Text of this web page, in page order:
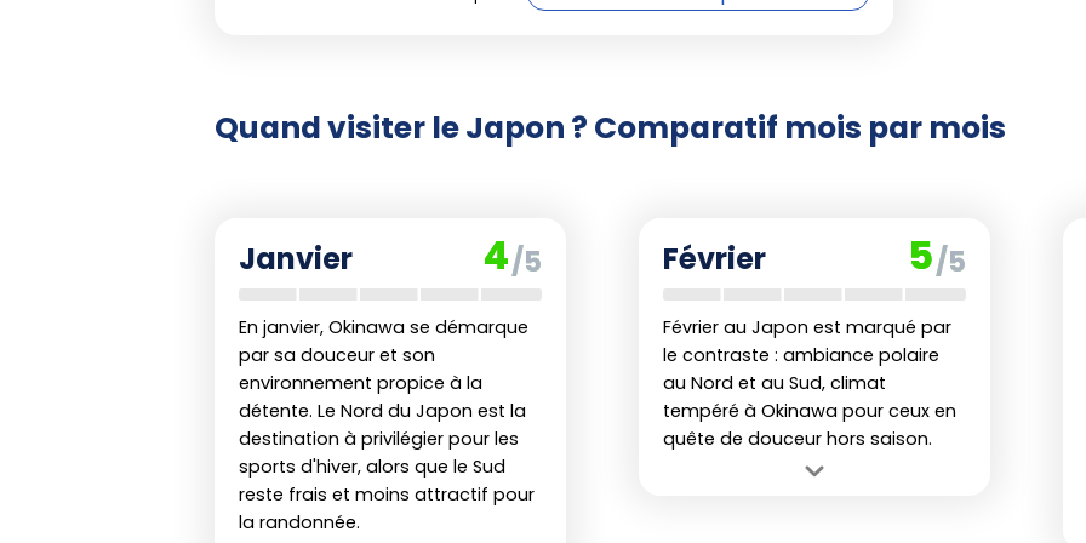
premier, Kansai et Kyoto en novembre).
Festival de la neige de Sapporo
: première quinzaine de février.
Marathons, grands tournois de sumo, illuminations d'hiver et
nombreux matsuri rythment chaque mois l'expérience japonaise.
La plupart des grands festivals accroissent fortement la fréquentation
et font grimper les tarifs autour des lieux majeurs. Pour une expérience
locale
authentique, explorez les régions rurales ou les îles moins
fréquentées en dehors de ces pics.
Quand visiter le Japon ? Comparatif mois par mois
Janvier 4/5
En janvier, Okinawa se démarque
par sa douceur et son
environnement propice à la
détente. Le Nord du Japon est la
destination à privilégier pour les
sports d'hiver, alors que le Sud
reste frais et moins attractif pour
la randonnée.
Février 5/5
Février au Japon est marqué par
le contraste : ambiance polaire
au Nord et au Sud, climat
tempéré à Okinawa pour ceux en
quête de douceur hors saison.